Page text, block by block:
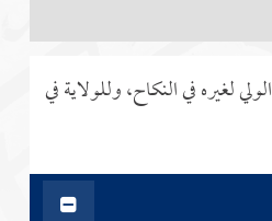
لغيره في النكاح، وللولاية في